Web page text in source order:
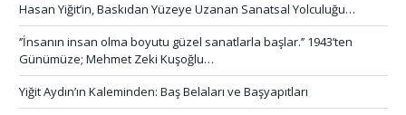
Hasan Yiğit’in, Baskıdan Yüzeye Uzanan Sanatsal Yolculuğu…
‘’İnsanın insan olma boyutu güzel sanatlarla başlar.’’ 1943’ten
Günümüze; Mehmet Zeki Kuşoğlu…
Yiğit Aydın’ın Kaleminden: Baş Belaları ve Başyapıtları